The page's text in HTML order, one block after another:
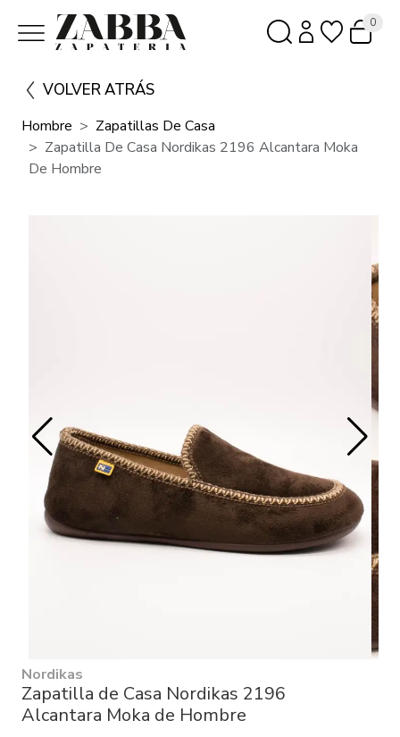
0
VOLVER ATRÁS
Hombre
Zapatillas De Casa
Zapatilla De Casa Nordikas 2196 Alcantara Moka
De Hombre
Nordikas
Zapatilla de Casa Nordikas 2196
Alcantara Moka de Hombre